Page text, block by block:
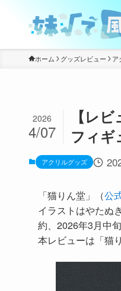
ホーム グッズレビュー ア
【レ
フィギ
2026
4/07
アクリルグッズ
「猫りん堂」（公
イラストはやたぬ
約、2026年3月中
本レビューは「猫